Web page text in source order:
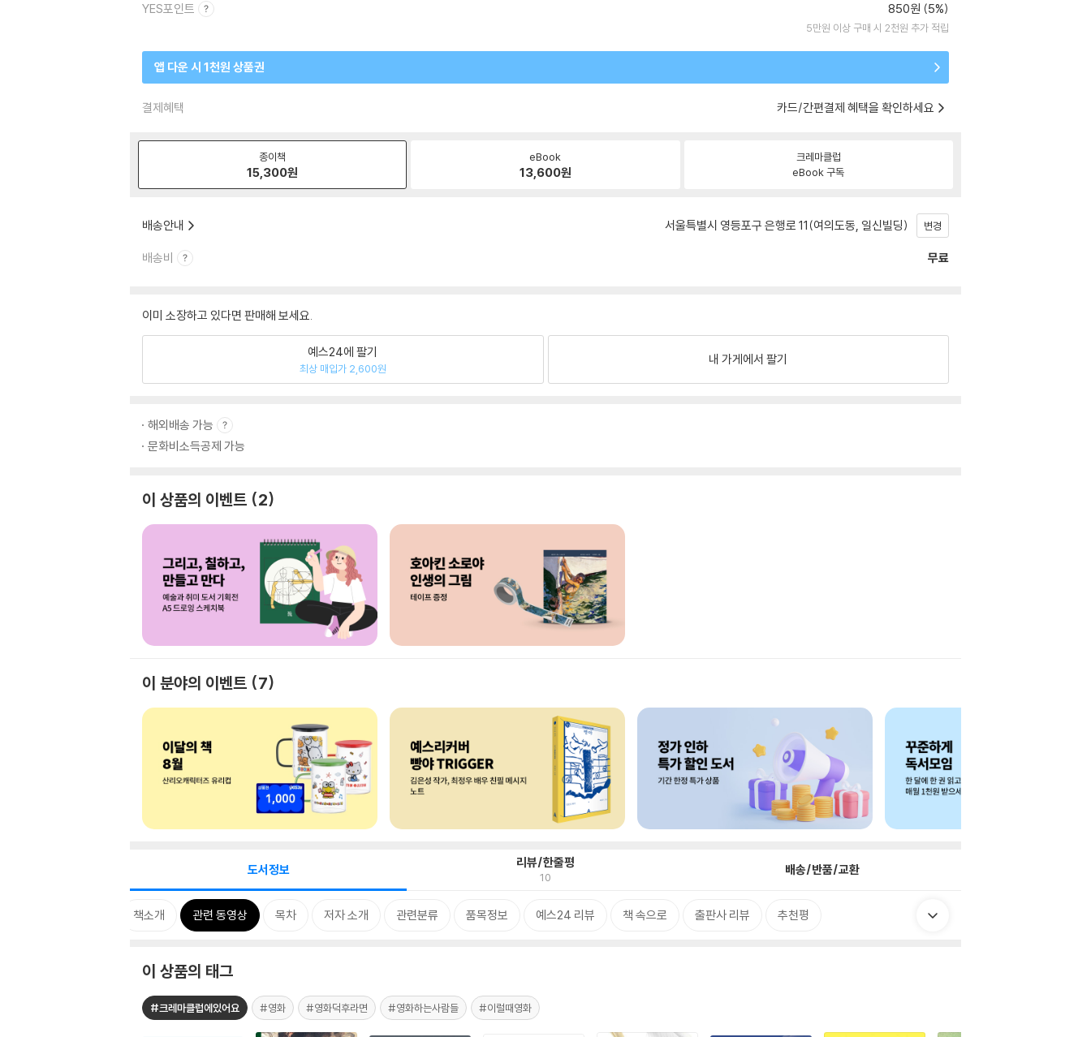
YES포인트 850원 (5%)
5만원 이상 구매 시 2천원 추가 적립
앱 다운 시 1천원 상품권
결제혜택 카드/간편결제 혜택을 확인하세요
종이책
15,300원
eBook
13,600원
크레마클럽
eBook 구독
배송안내 서울특별시 영등포구 은행로 11(여의도동, 일신빌딩) 변경
배송비 무료
이미 소장하고 있다면 판매해 보세요.
예스24에 팔기
최상 매입가 2,600원
내 가게에서 팔기
해외배송 가능
문화비소득공제 가능
이 상품의 이벤트 2
이 분야의 이벤트 7
도서정보 리뷰/한줄평
10 배송/반품/교환
책소개 관련 동영상 목차 저자 소개 관련분류 품목정보 예스24 리뷰 책 속으로 출판사 리뷰 추천평
이 상품의 태그
#크레마클럽에있어요 #영화 #영화덕후라면 #영화하는사람들 #이럴때영화